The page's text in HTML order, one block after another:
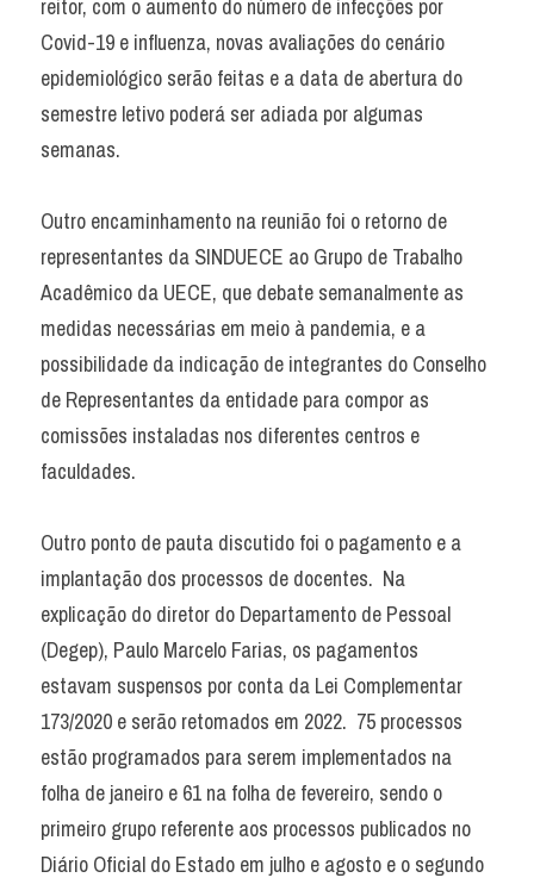
reitor, com o aumento do número de infecções por
Covid-19 e influenza, novas avaliações do cenário
epidemiológico serão feitas e a data de abertura do
semestre letivo poderá ser adiada por algumas
semanas.
Outro encaminhamento na reunião foi o retorno de
representantes da SINDUECE ao Grupo de Trabalho
Acadêmico da UECE, que debate semanalmente as
medidas necessárias em meio à pandemia, e a
possibilidade da indicação de integrantes do Conselho
de Representantes da entidade para compor as
comissões instaladas nos diferentes centros e
faculdades.
Outro ponto de pauta discutido foi o pagamento e a
implantação dos processos de docentes.  Na
explicação do diretor do Departamento de Pessoal
(Degep), Paulo Marcelo Farias, os pagamentos
estavam suspensos por conta da Lei Complementar
173/2020 e serão retomados em 2022.  75 processos
estão programados para serem implementados na
folha de janeiro e 61 na folha de fevereiro, sendo o
primeiro grupo referente aos processos publicados no
Diário Oficial do Estado em julho e agosto e o segundo